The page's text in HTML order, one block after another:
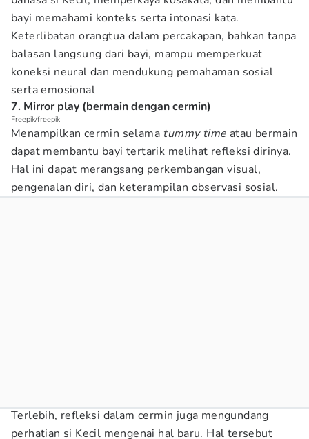
bayi memahami konteks serta intonasi kata.
Keterlibatan orangtua dalam percakapan, bahkan tanpa
balasan langsung dari bayi, mampu memperkuat
koneksi neural dan mendukung pemahaman sosial
serta emosional
7. Mirror play (bermain dengan cermin)
Freepik/freepik
Menampilkan cermin selama tummy time atau bermain
dapat membantu bayi tertarik melihat refleksi dirinya.
Hal ini dapat merangsang perkembangan visual,
pengenalan diri, dan keterampilan observasi sosial.
Terlebih, refleksi dalam cermin juga mengundang
perhatian si Kecil mengenai hal baru. Hal tersebut